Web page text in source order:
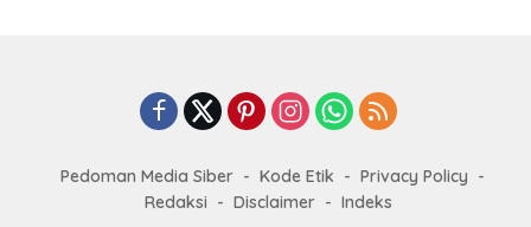
Pedoman Media Siber Kode Etik
Privacy Policy
Redaksi
Disclaimer
Indeks